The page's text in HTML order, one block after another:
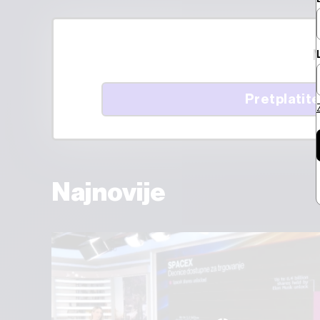
Najnovije